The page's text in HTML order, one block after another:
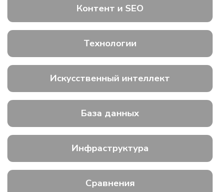
Контент и SEO
Технологии
Искусственный интеллект
База данных
Инфраструктура
Сравнения